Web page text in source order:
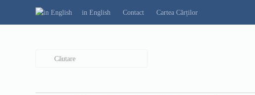
in English Contact Cartea Cărților